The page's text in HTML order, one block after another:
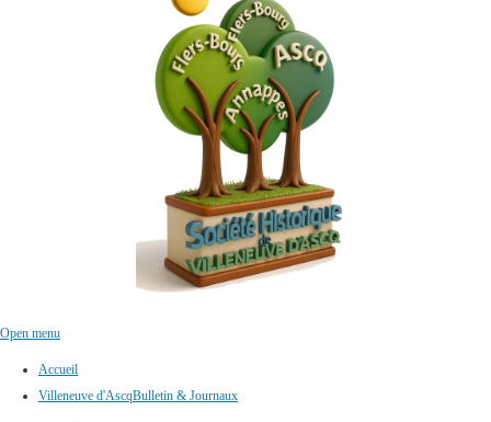
Open menu
Accueil
Villeneuve d'AscqBulletin & Journaux